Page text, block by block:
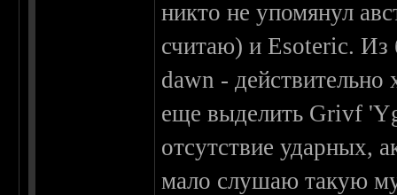
никто не упомянул
считаю) и Esoteric.
dawn -
еще выделить Grivf
отсутствие ударных,
мало слушаю такую